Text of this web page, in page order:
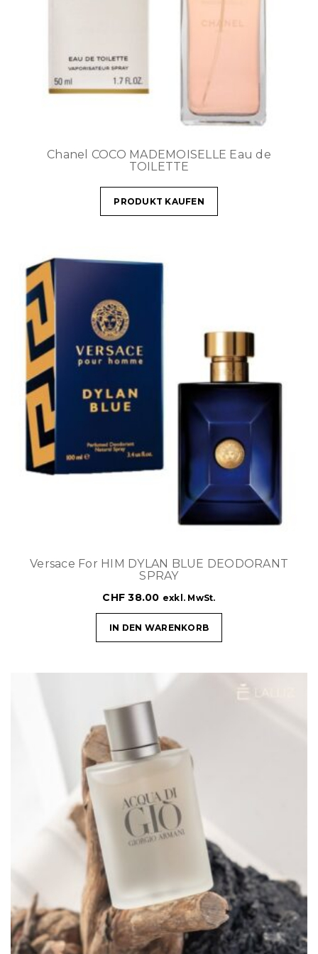
Chanel COCO MADEMOISELLE Eau de
TOILETTE
PRODUKT KAUFEN
Versace For HIM DYLAN BLUE DEODORANT
SPRAY
CHF 38.00 exkl. MwSt.
IN DEN WARENKORB